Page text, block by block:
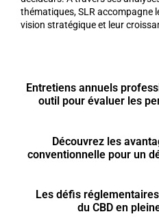
thématiques, SLR accompagne
vision stratégique et leur
Entretiens annuels
outil pour évaluer les
Découvrez les
conventionnelle pour un
Les défis
du CBD en